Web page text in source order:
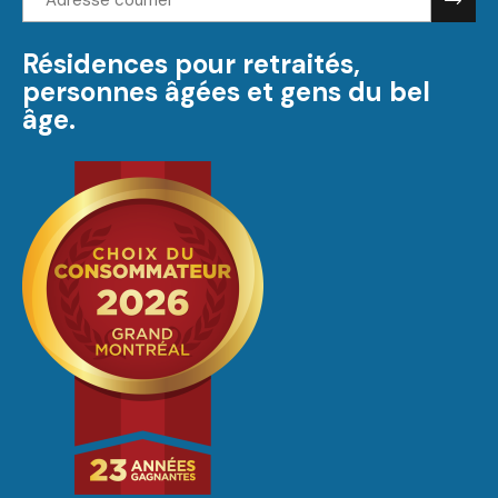
courriel:
Résidences pour retraités,
personnes âgées et gens du bel
âge.